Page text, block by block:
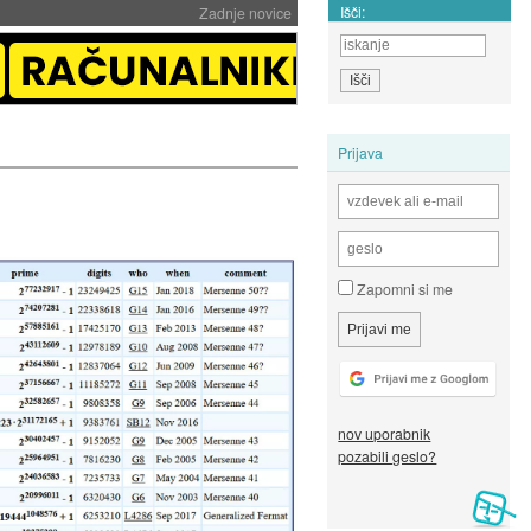
Zadnje novice Išči:
Prijava
Zapomni si me
nov uporabnik
pozabili geslo?